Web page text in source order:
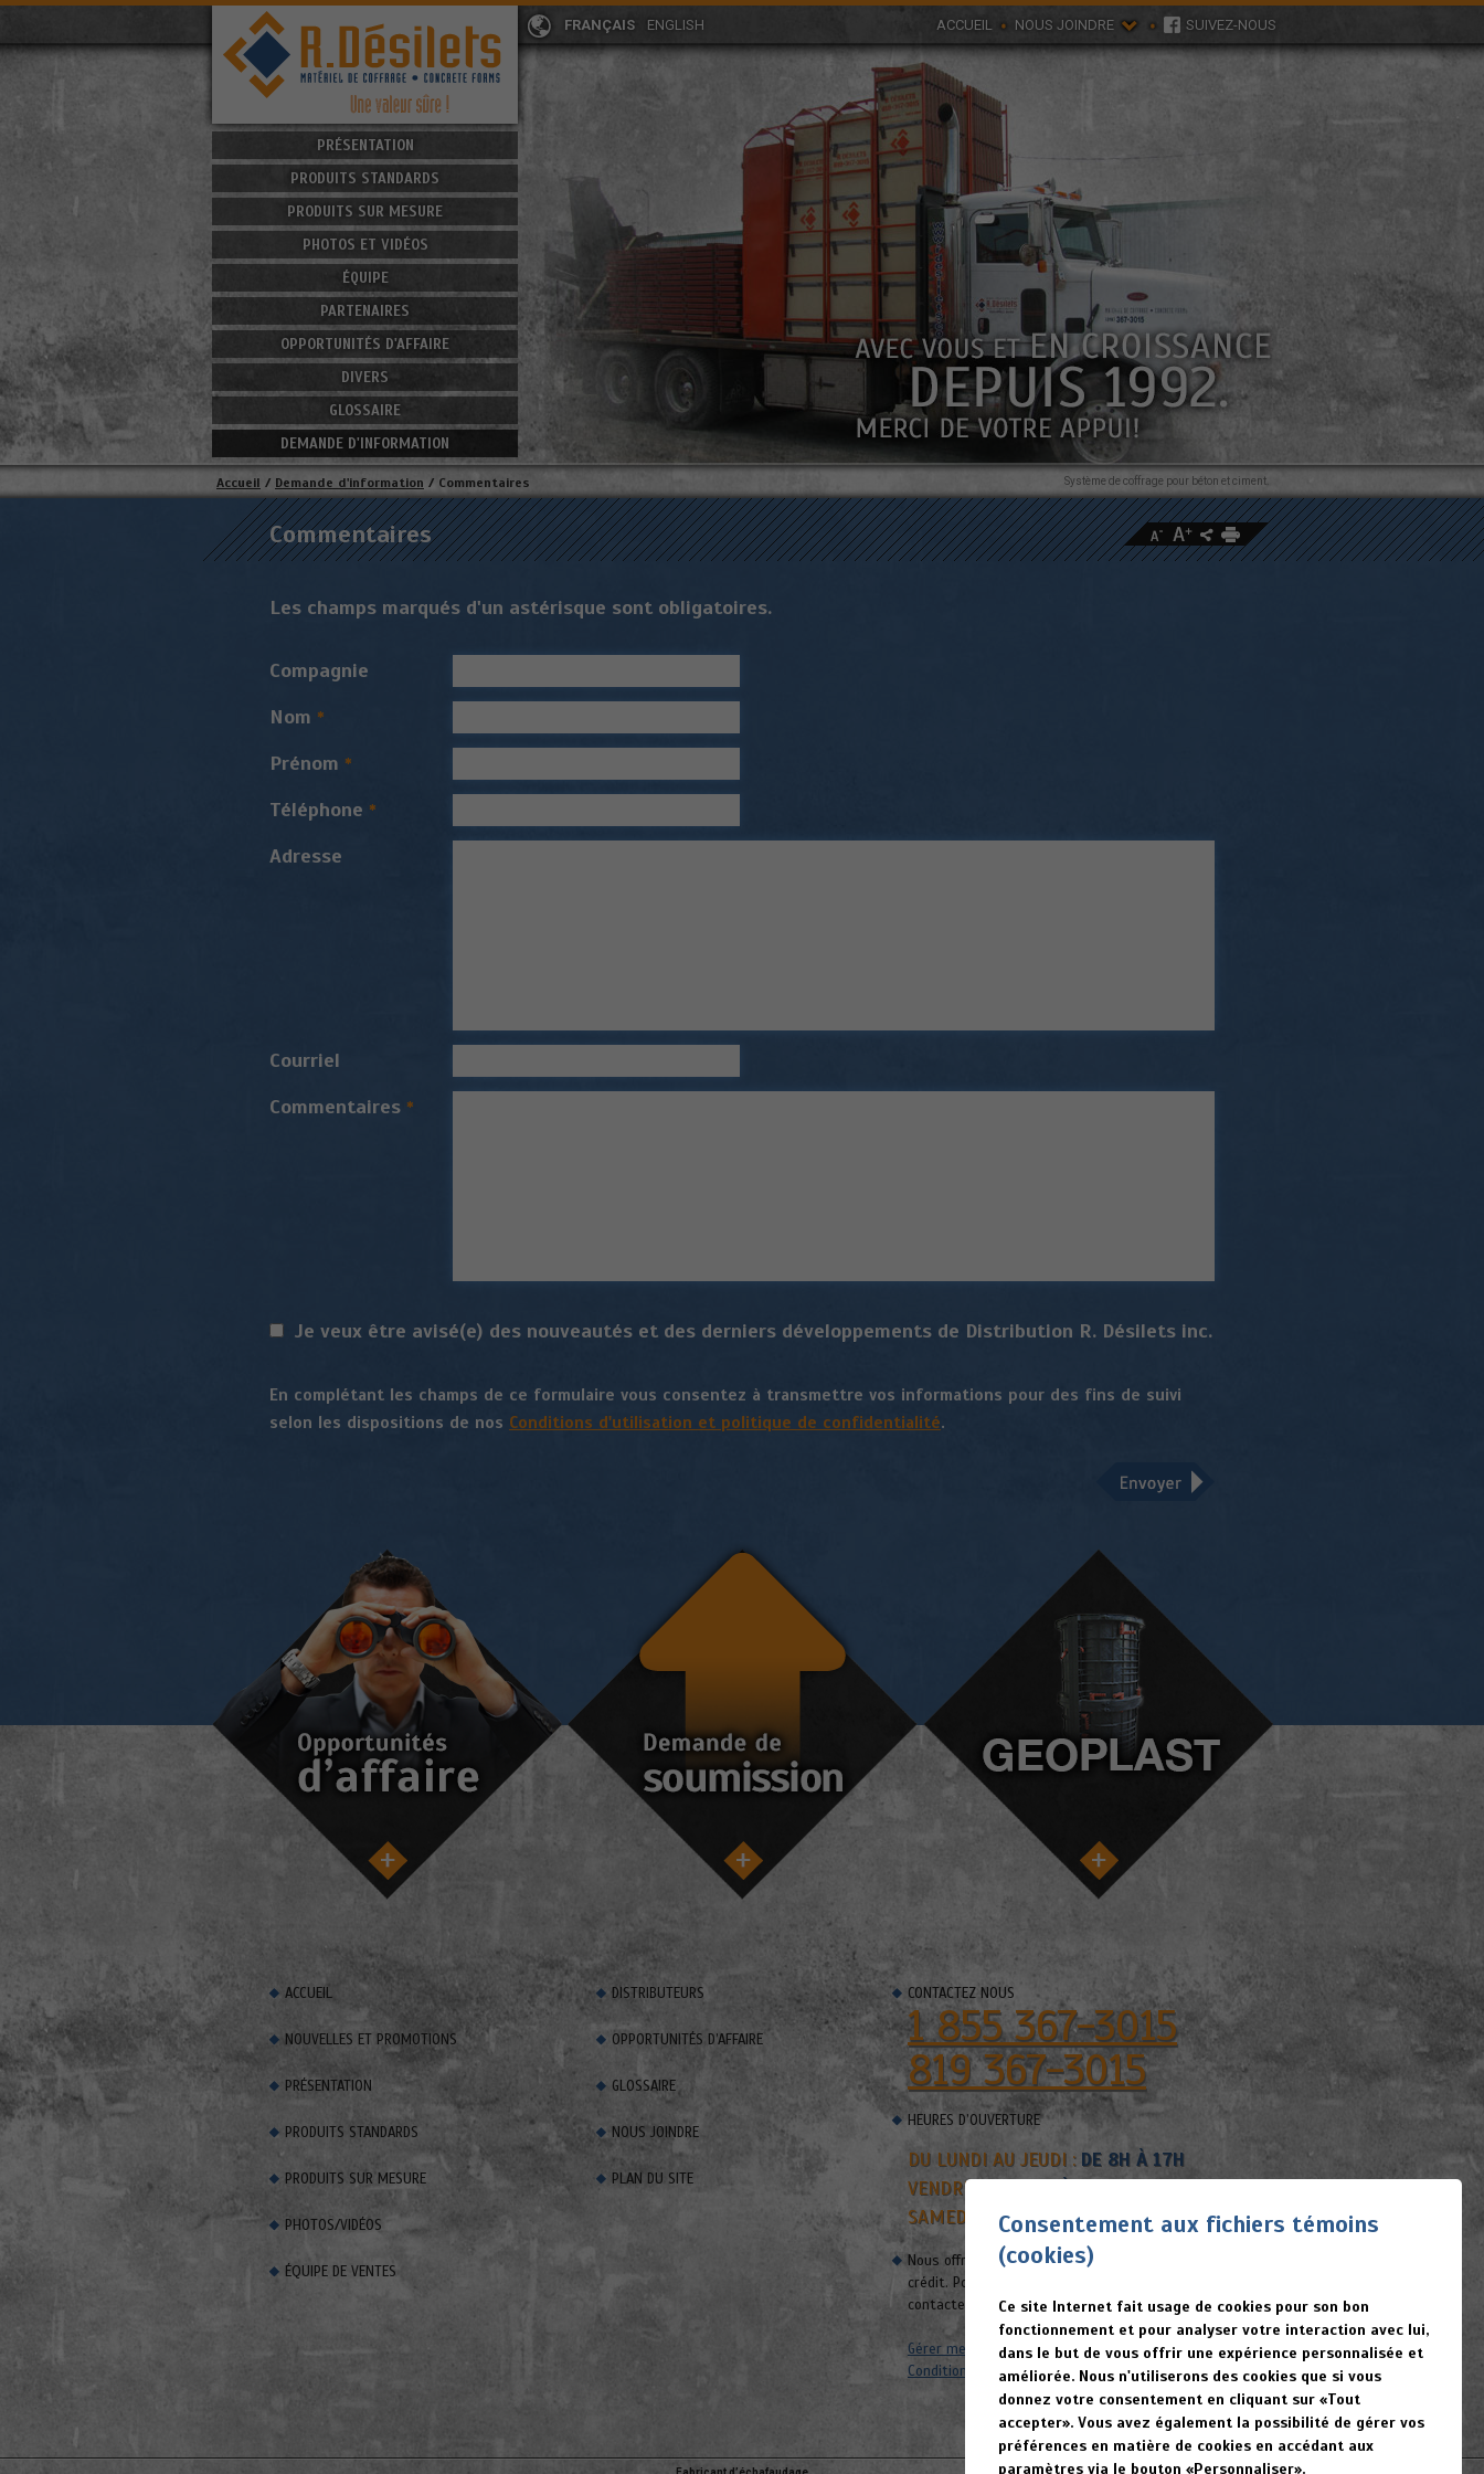
PRÉSENTATION
PRODUITS STANDARDS
PRODUITS SUR MESURE
PHOTOS ET VIDÉOS
ÉQUIPE
PARTENAIRES
OPPORTUNITÉS D'AFFAIRE
DIVERS
GLOSSAIRE
DEMANDE D'INFORMATION
FRANÇAIS ENGLISH SUIVEZ-NOUS
NOUS JOINDRE
ACCUEIL
Accueil / Demande d'information / Commentaires Système de coffrage pour béton et ciment.
Commentaires
Les champs marqués d'un astérisque sont obligatoires.
Compagnie
Nom *
Prénom *
Téléphone *
Adresse
Courriel
Commentaires *
Je veux être avisé(e) des nouveautés et des derniers développements de Distribution R. Désilets inc.
En complétant les champs de ce formulaire vous consentez à transmettre vos informations pour des fins de suivi
selon les dispositions de nos Conditions d'utilisation et politique de confidentialité.
ACCUEIL
NOUVELLES ET PROMOTIONS
PRÉSENTATION
PRODUITS STANDARDS
PRODUITS SUR MESURE
PHOTOS/VIDÉOS
ÉQUIPE DE VENTES
DISTRIBUTEURS
OPPORTUNITÉS D’AFFAIRE
GLOSSAIRE
NOUS JOINDRE
PLAN DU SITE
CONTACTEZ NOUS
1 855 367-3015
819 367-3015
HEURES D’OUVERTURE
DU LUNDI AU JEUDI : DE 8H À 17H
VENDREDI :
SAMEDI ET DIMANCHE :FERMÉ
Nous offrons la possibilité de paiement par carte de
crédit. Pour tous renseignements, veuillez nous
contacter.
Gérer mes témoins (cookies)
Conditions d’utilisation et politique de confidentialité
Consentement aux fichiers témoins
(cookies)
Ce site Internet fait usage de cookies pour son bon
fonctionnement et pour analyser votre interaction avec lui,
dans le but de vous offrir une expérience personnalisée et
améliorée. Nous n'utiliserons des cookies que si vous
donnez votre consentement en cliquant sur «Tout
accepter». Vous avez également la possibilité de gérer vos
préférences en matière de cookies en accédant aux
paramètres via le bouton «Personnaliser».